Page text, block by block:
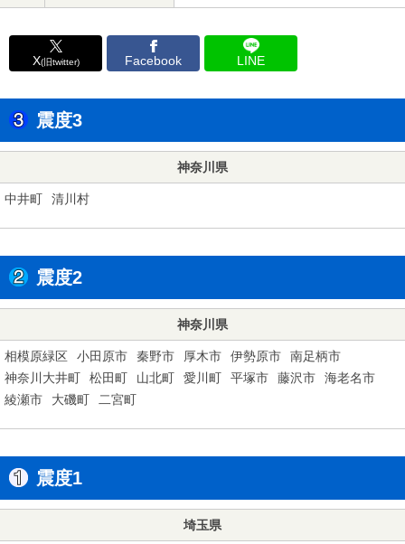
X(旧twitter) Facebook LINE
震度3
神奈川県
中井町 清川村
震度2
神奈川県
相模原緑区 小田原市 秦野市 厚木市 伊勢原市
南足柄市
神奈川大井町
松田町 山北町 愛川町 平塚市 藤沢市
海老名市
綾瀬市
大磯町 二宮町
震度1
埼玉県